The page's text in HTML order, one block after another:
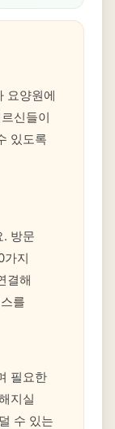
요양원에
신들이
있도록
. 방문
가지
결해
를
필요한
지실
수 있는